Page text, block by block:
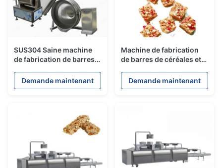
SUS304 Saine machine
de fabrication de barres à
ronde cylindrique carré
Demande maintenant
Machine de fabrication
de barres de céréales et
gonfler les céréales
Demande maintenant